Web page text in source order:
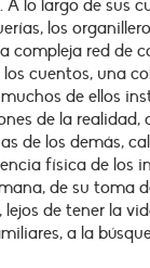
A lo largo de sus
los
compleja red de
cuentos, una
de ellos
de la
de los demás,
física de los
de su toma
de tener la
a la